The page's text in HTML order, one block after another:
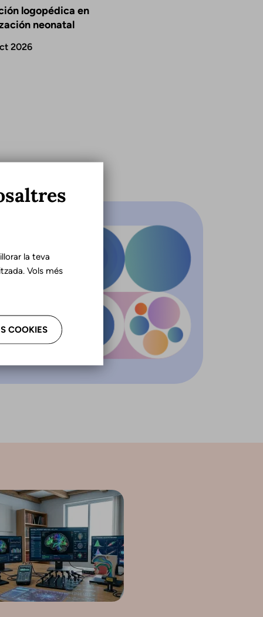
logopédica en
neonatal
2026
la teva
Vols més
COOKIES